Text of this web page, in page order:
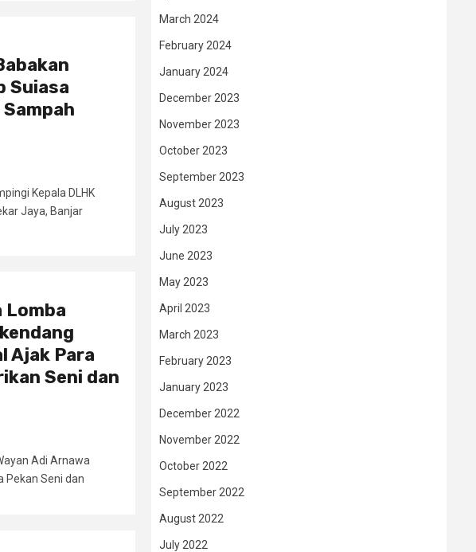
Suiasa
Kepala DLHK
Jaya, Banjar
Lomba
Ajak Para
Seni dan
Adi Arnawa
Pekan Seni dan
March 2024
February 2024
January 2024
December 2023
November 2023
October 2023
September 2023
August 2023
July 2023
June 2023
May 2023
April 2023
March 2023
February 2023
January 2023
December 2022
November 2022
October 2022
September 2022
August 2022
July 2022